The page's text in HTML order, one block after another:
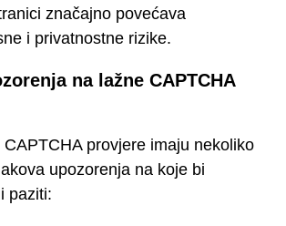
značajno povećava
i privatnostne rizike.
na lažne CAPTCHA
provjere imaju nekoliko
upozorenja na koje bi
paziti: